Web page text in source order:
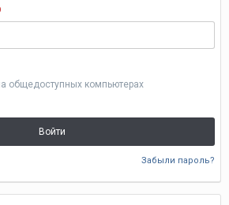
общедоступных компьютерах
Войти
Забыли пароль?